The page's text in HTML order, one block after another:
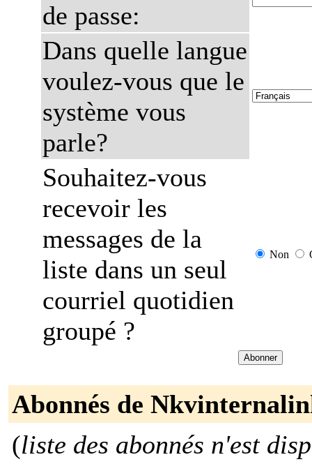
de passe:
Dans quelle langue
voulez-vous que le
système vous
parle?
Souhaitez-vous
recevoir les
messages de la
liste dans un seul
courriel quotidien
groupé ?
Non
Abonnés de
(liste des abonnés n'est